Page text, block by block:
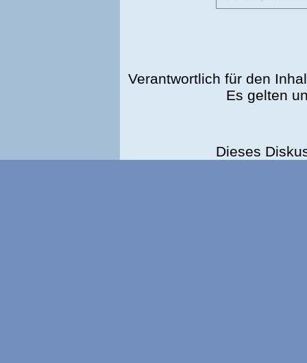
Verantwortlich für den
Es gelten
Dieses